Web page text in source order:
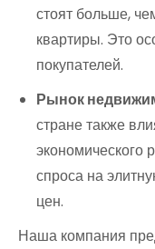
стоят больше,
квартиры. Это
покупателей.
Рынок
стране также
экономического
спроса на
цен.
Наша компания